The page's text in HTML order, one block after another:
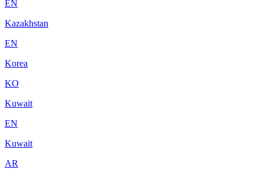
EN
Kazakhstan
EN
Korea
KO
Kuwait
EN
Kuwait
AR